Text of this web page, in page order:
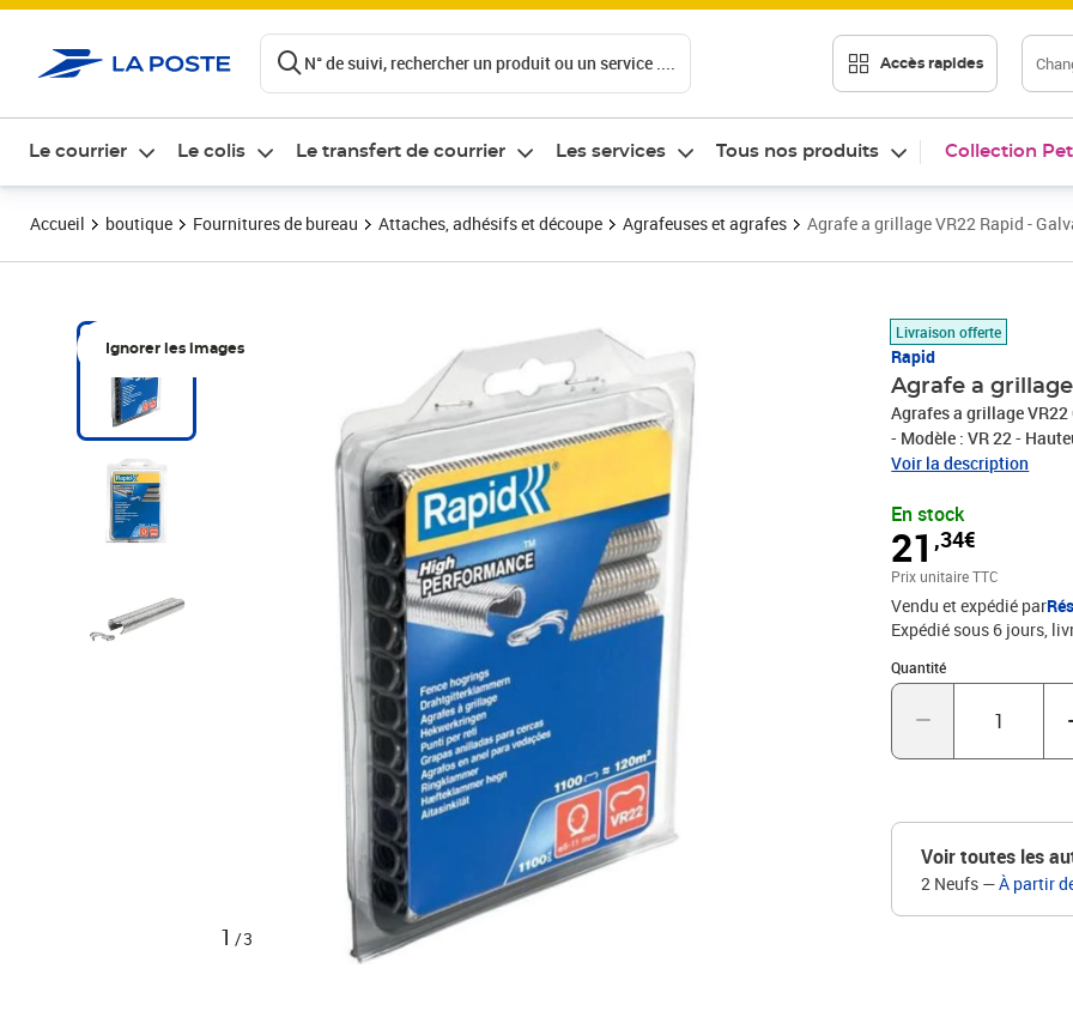
N° de suivi, rechercher un produit ou un service .... Accès rapides
Le courrier Le colis Le transfert de courrier Les services Tous nos produits Collection
Accueil boutique Fournitures de bureau Attaches, adhésifs et découpe Agrafeuses et agrafes Agrafe a grillage VR22 Rapid -
Ignorer les images
1 /3
Livraison offerte
Rapid
Agrafe a grillage
Agrafes a grillage
- Modèle : VR 22 -
Argent - Finition :
Voir la description
En stock
21,34€
Prix 21,34€
Prix unitaire TTC
Vendu et expédié par
Expédié sous 6 jours
Quantité
Quantité : 1
Voir toutes les
2 Neufs —À partir